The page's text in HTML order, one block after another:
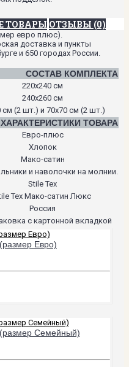
ТОВАРЫ ОТЗЫВЫ (0)
евро плюс).
доставка и пункты
и 650 городах России.
СОСТАВ КОМПЛЕКТА
220х240 см
240х260 см
см (2 шт.) и 70х70 см (2 шт.)
ХАРАКТЕРИСТИКИ ТОВАРА
Евро-плюс
Хлопок
Мако-сатин
и наволочки на молнии.
Stile Tex
Tex Мако-сатин Люкс
Россия
с картонной вкладкой
Евро)
Семейный)